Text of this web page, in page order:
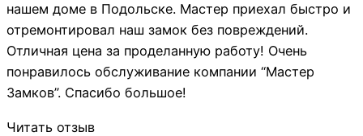
нашем доме в Подольске. Мастер приехал быстро и
отремонтировал наш замок без повреждений.
Отличная цена за проделанную работу! Очень
понравилось обслуживание компании “Мастер
Замков”. Спасибо большое!
Читать отзыв